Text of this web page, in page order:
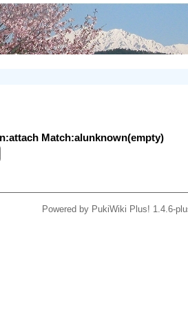
Match:alunknown(empty)
Powered by PukiWiki Plus! 1.4.6-